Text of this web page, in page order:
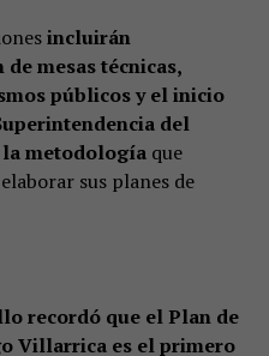
incluirán
mesas técnicas,
públicos y el inicio
del
metodología que
sus planes de
recordó que el Plan de
Villarrica es el primero